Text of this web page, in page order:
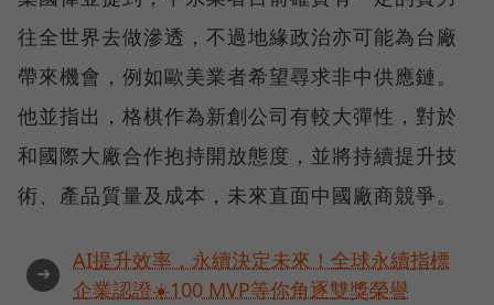
往全世界去做滲透，不過地緣政治亦可能為台廠
帶來機會，例如歐美業者希望尋求非中供應鏈。
他並指出，格棋作為新創公司有較大彈性，對於
和國際大廠合作抱持開放態度，並將持續提升技
術、產品質量及成本，未來直面中國廠商競爭。
➜
AI提升效率，永續決定未來！全球永續指標
企業認證☀️100 MVP等你角逐雙獎榮譽